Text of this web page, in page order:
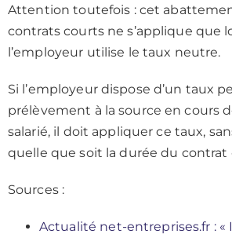
Attention toutefois : cet
contrats courts ne s’applique que
l’employeur utilise le taux neutre.
Si l’employeur dispose d’un taux
prélèvement à la source en cours
salarié, il doit appliquer ce taux,
quelle que soit la durée du contrat
Sources :
Actualité net-entreprises.fr : «